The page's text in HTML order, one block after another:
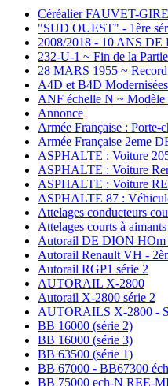
Céréalier FAUVET-
"SUD OUEST" - 1ère
2008/2018 - 10 ANS DE
232-U-1 ~ Fin de la
28 MARS 1955 ~
A4D et B4D
ANF échelle N ~
Annonce
Armée Française : Porte-
Armée Française 2eme
ASPHALTE : Voiture
ASPHALTE : Voiture
ASPHALTE : Voiture
ASPHALTE 87 :
Attelages conducteurs
Attelages courts à aimants
Autorail DE DION HOm
Autorail Renault VH -
Autorail RGP1 série 2
AUTORAIL X-2800
Autorail X-2800 série 2
AUTORAILS X-2800 -
BB 16000 (série 2)
BB 16000 (série 3)
BB 63500 (série 1)
BB 67000 - BB67300
BB 75000 ech-N REE-